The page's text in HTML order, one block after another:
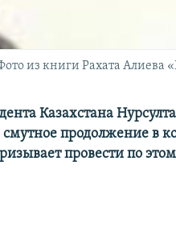
из книги Рахата Алиева
Казахстана
продолжение в
провести по